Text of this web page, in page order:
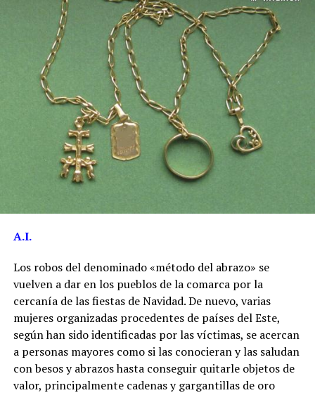
A.I.
Los robos del denominado «método del abrazo» se
vuelven a dar en los pueblos de la comarca por la
cercanía de las fiestas de Navidad. De nuevo, varias
mujeres organizadas procedentes de países del Este,
según han sido identificadas por las víctimas, se acercan
a personas mayores como si las conocieran y las saludan
con besos y abrazos hasta conseguir quitarle objetos de
valor, principalmente cadenas y gargantillas de oro